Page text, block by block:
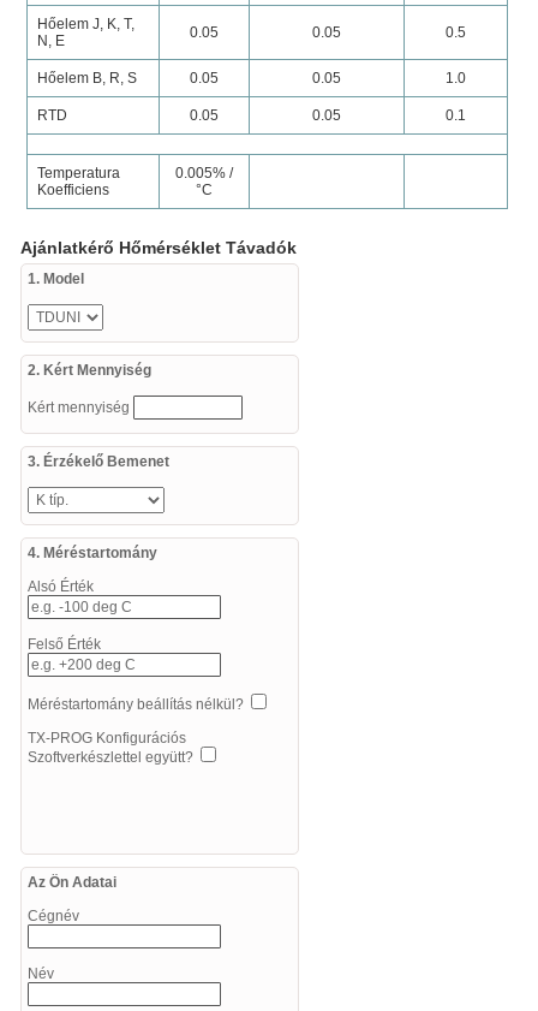
Hőelem J, K, T,
N, E
0.05 0.05 0.5
Hőelem B, R, S 0.05 0.05 1.0
RTD 0.05 0.05 0.1
Temperatura
Koefficiens
0.005% /
°C
Ajánlatkérő Hőmérséklet Távadók
1. Model
2. Kért Mennyiség
Kért mennyiség
3. Érzékelő Bemenet
4. Méréstartomány
Alsó Érték
Felső Érték
Méréstartomány beállítás nélkül?
TX-PROG Konfigurációs
Szoftverkészlettel együtt?
Az Ön Adatai
Cégnév
Név